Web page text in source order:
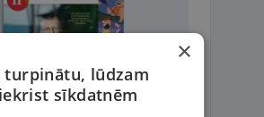
×
turpinātu, lūdzam
sīkdatnēm